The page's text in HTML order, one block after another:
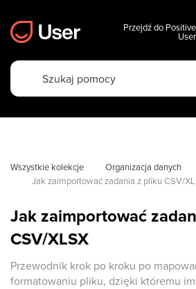
Przejdź do Positive
User
Wszystkie kolekcje Organizacja danych
Jak zaimportować zadania z pliku CSV/
Jak zaimportować
CSV/XLSX
Przewodnik krok po kroku po
formatowaniu pliku, dzięki któremu